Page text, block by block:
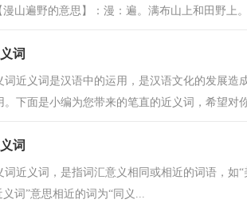
漫山遍野的意思】：漫：遍。满布山上和田野上
词
词近义词是汉语中的运用，是汉语文化的发展
。下面是小编为您带来的笔直的近义词，希望对
词
近义词，是指词汇意义相同或相近的词语，如“
义词”意思相近的词为“同义...